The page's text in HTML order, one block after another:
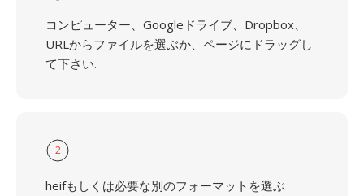
コンピューター、Googleドライブ、Dropbox、
URLからファイルを選ぶか、ページにドラッグし
て下さい.
2
heifもしくは必要な別のフォーマットを選ぶ